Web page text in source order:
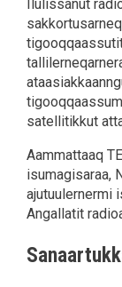
Ilulissanut
satellitikkut
Aammattaaq
isumagisaraa,
ajutuulernermi
Angallatit